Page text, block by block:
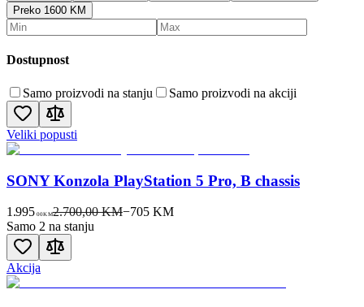
Preko 1600 KM
Dostupnost
Samo proizvodi na stanju Samo proizvodi na akciji
Veliki popusti
SONY Konzola PlayStation 5 Pro, B chassis
1.995 00KM2.700,00 KM−705KM
Samo 2 na stanju
Akcija